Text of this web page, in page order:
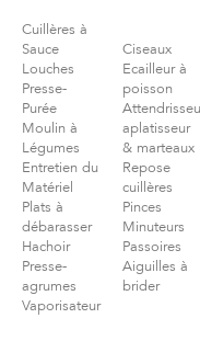
Cuillères à
Sauce
Louches
Presse-
Purée
Moulin à
Légumes
Entretien du
Matériel
Plats à
débarasser
Hachoir
Presse-
agrumes
Vaporisateur
Ciseaux
Ecailleur à
poisson
aplatisseur
& marteaux
Repose
cuillères
Pinces
Minuteurs
Passoires
Aiguilles à
brider